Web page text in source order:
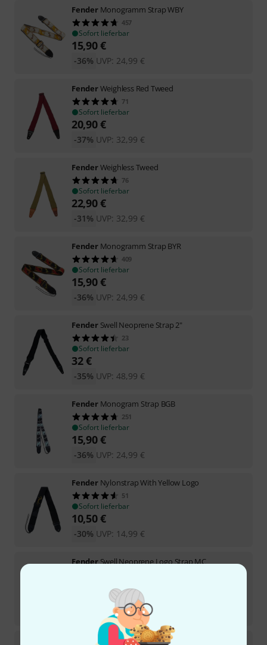
Fender Monogramm Strap WBY
457
Sofort lieferbar
15,90€
UVP: 24,99 €
-36%
FenderWeighless Red Tweed
71
Sofort lieferbar
20,90€
UVP: 32,99 €
-37%
FenderWeighless Tweed
76
Sofort lieferbar
22,90€
UVP: 32,99 €
-31%
Fender Monogramm Strap BYR
409
Sofort lieferbar
15,90€
UVP: 24,99 €
-36%
Fender Swell Neoprene Strap 2"
23
Sofort lieferbar
32€
UVP: 48,99 €
-35%
Fender Monogram Strap BGB
251
Sofort lieferbar
15,90€
UVP: 24,99 €
-36%
Fender Nylonstrap With Yellow Logo
51
Sofort lieferbar
10,50€
UVP: 14,99 €
-30%
Fender Swell Neoprene Logo Strap MC
UVP:58,99 €
2"Modern Tweed Strap BK/RD